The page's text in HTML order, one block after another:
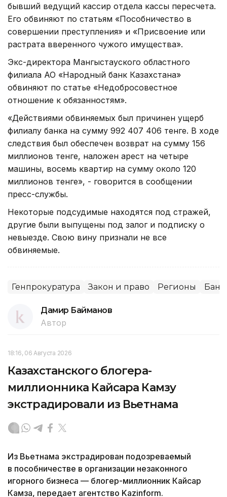
бывший ведущий кассир отдела кассы пересчета.
Его обвиняют по статьям «Пособничество в
совершении преступления» и «Присвоение или
растрата вверенного чужого имущества».
Экс-директора Мангыстауского областного
филиала АО «Народный банк Казахстана»
обвиняют по статье «Недобросовестное
отношение к обязанностям».
«Действиями обвиняемых был причинен ущерб
филиалу банка на сумму 992 407 406 тенге. В ходе
следствия был обеспечен возврат на сумму 156
миллионов тенге, наложен арест на четыре
машины, восемь квартир на сумму около 120
миллионов тенге», - говорится в сообщении
пресс-службы.
Некоторые подсудимые находятся под стражей,
другие были выпущены под залог и подписку о
невыезде. Свою вину признали не все
обвиняемые.
Генпрокуратура Закон и право Регионы
Дамир Байманов
Автор
18:16, 06 Августа 2026
Казахстанского блогера-
миллионника Кайсара Камзу
экстрадировали из Вьетнама
Из Вьетнама экстрадирован подозреваемый
в пособничестве в организации незаконного
игорного бизнеса — блогер-миллионник Кайсар
Камза, передает агентство Kazinform.